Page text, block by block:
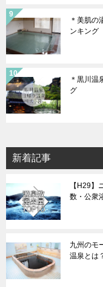
＊美肌の
ンキング
＊黒川温
グ
新着記事
【H29】
数・公衆
九州のモ
温泉とは